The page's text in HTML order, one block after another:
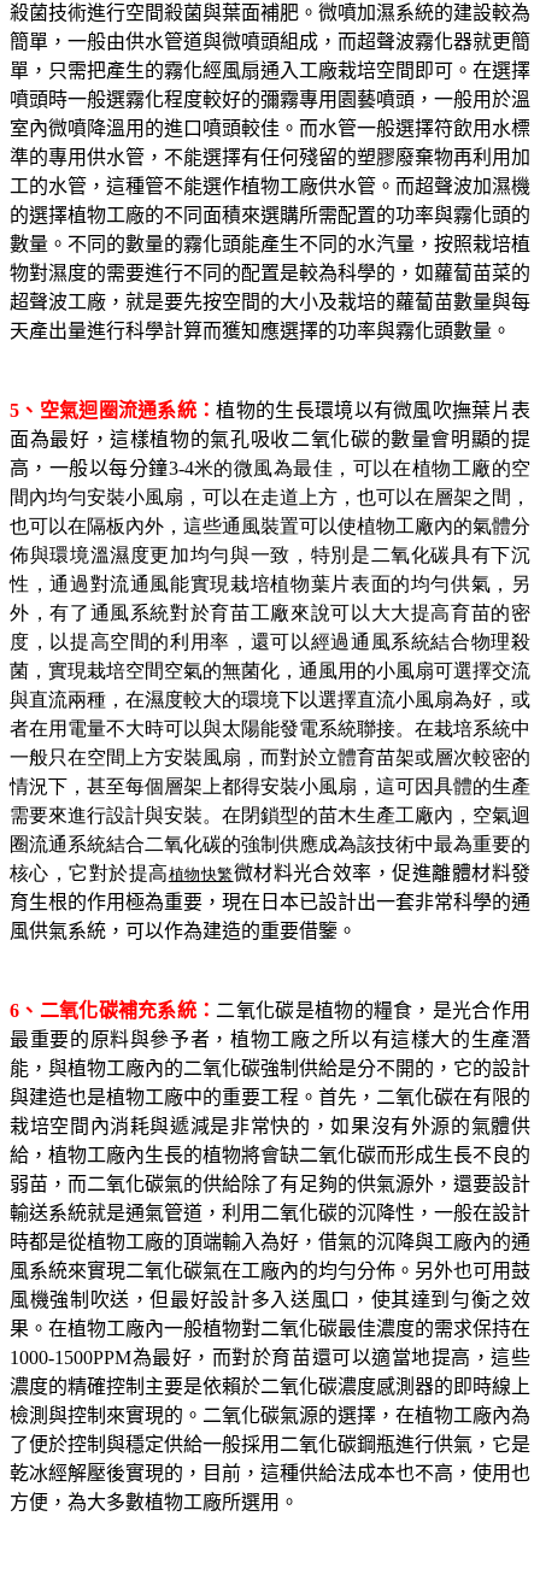
殺菌技術進行空間殺菌與葉面補肥。微噴加濕系統的建設較為
簡單，一般由供水管道與微噴頭組成，而超聲波霧化器就更簡
單，只需把產生的霧化經風扇通入工廠栽培空間即可。在選擇
噴頭時一般選霧化程度較好的彌霧專用園藝噴頭，一般用於溫
室內微噴降溫用的進口噴頭較佳。而水管一般選擇符飲用水標
準的專用供水管，不能選擇有任何殘留的塑膠廢棄物再利用加
工的水管，這種管不能選作植物工廠供水管。而超聲波加濕機
的選擇植物工廠的不同面積來選購所需配置的功率與霧化頭的
數量。不同的數量的霧化頭能產生不同的水汽量，按照栽培植
物對濕度的需要進行不同的配置是較為科學的，如蘿蔔苗菜的
超聲波工廠，就是要先按空間的大小及栽培的蘿蔔苗數量與每
天產出量進行科學計算而獲知應選擇的功率與霧化頭數量。
5 、空氣迴圈流通系統：植物的生長環境以有微風吹撫葉片表
面為最好，這樣植物的氣孔吸收二氧化碳的數量會明顯的提
高，一般以每分鐘3-4米的微風為最佳，可以在植物工廠的空
間內均勻安裝小風扇，可以在走道上方，也可以在層架之間，
也可以在隔板內外，這些通風裝置可以使植物工廠內的氣體分
佈與環境溫濕度更加均勻與一致，特別是二氧化碳具有下沉
性，通過對流通風能實現栽培植物葉片表面的均勻供氣，另
外，有了通風系統對於育苗工廠來說可以大大提高育苗的密
度，以提高空間的利用率，還可以經過通風系統結合物理殺
菌，實現栽培空間空氣的無菌化，通風用的小風扇可選擇交流
與直流兩種，在濕度較大的環境下以選擇直流小風扇為好，或
者在用電量不大時可以與太陽能發電系統聯接。在栽培系統中
一般只在空間上方安裝風扇，而對於立體育苗架或層次較密的
情況下，甚至每個層架上都得安裝小風扇，這可因具體的生產
需要來進行設計與安裝。在閉鎖型的苗木生產工廠內，空氣迴
圈流通系統結合二氧化碳的強制供應成為該技術中最為重要的
核心，它對於提高植物快繁微材料光合效率，促進離體材料發
育生根的作用極為重要，現在日本已設計出一套非常科學的通
風供氣系統，可以作為建造的重要借鑒。
6 、二氧化碳補充系統： 二氧化碳是植物的糧食，是光合作用
最重要的原料與參予者，植物工廠之所以有這樣大的生產潛
能，與植物工廠內的二氧化碳強制供給是分不開的，它的設計
與建造也是植物工廠中的重要工程。首先，二氧化碳在有限的
栽培空間內消耗與遞減是非常快的，如果沒有外源的氣體供
給，植物工廠內生長的植物將會缺二氧化碳而形成生長不良的
弱苗，而二氧化碳氣的供給除了有足夠的供氣源外，還要設計
輸送系統就是通氣管道，利用二氧化碳的沉降性，一般在設計
時都是從植物工廠的頂端輸入為好，借氣的沉降與工廠內的通
風系統來實現二氧化碳氣在工廠內的均勻分佈。另外也可用鼓
風機強制吹送，但最好設計多入送風口，使其達到勻衡之效
果。在植物工廠內一般植物對二氧化碳最佳濃度的需求保持在
1000-1500PPM為最好，而對於育苗還可以適當地提高，這些
濃度的精確控制主要是依賴於二氧化碳濃度感測器的即時線上
檢測與控制來實現的。二氧化碳氣源的選擇，在植物工廠內為
了便於控制與穩定供給一般採用二氧化碳鋼瓶進行供氣，它是
乾冰經解壓後實現的，目前，這種供給法成本也不高，使用也
方便，為大多數植物工廠所選用。